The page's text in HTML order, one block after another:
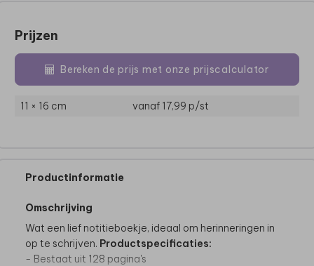
Prijzen
Bereken de prijs met onze prijscalculator
11 × 16 cm vanaf 17,99 p/st
Productinformatie
Omschrijving
Wat een lief notitieboekje, ideaal om herinneringen in
op te schrijven. Productspecificaties:
- Bestaat uit 128 pagina's